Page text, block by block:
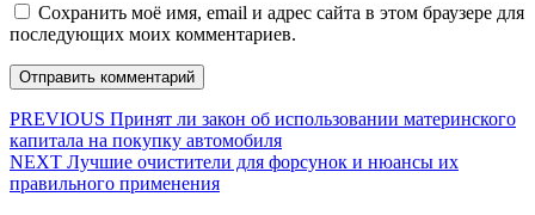
Сохранить моё имя, email и адрес сайта в этом браузере для
последующих моих комментариев.
Навигация
по
записям
PREVIOUS Предыдущая
запись:
Принят ли закон об использовании материнского
капитала на покупку автомобиля
NEXT Следующая
запись:
Лучшие очистители для форсунок и нюансы их
правильного применения